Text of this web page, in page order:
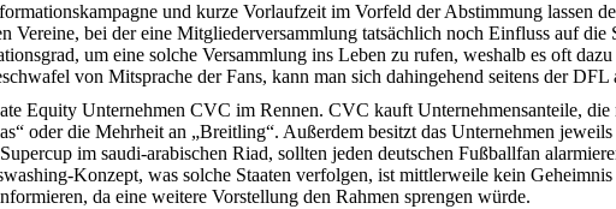
und kurze Vorlaufzeit im Vorfeld der Abstimmung lassen
Vereine, bei der eine Mitgliederversammlung tatsächlich noch Einfluss auf die
um eine solche Versammlung ins Leben zu rufen, weshalb es oft
von Mitsprache der Fans, kann man sich dahingehend seitens der DFL
Equity Unternehmen CVC im Rennen. CVC kauft Unternehmensanteile, die
oder die Mehrheit an „Breitling“. Außerdem besitzt das Unternehmen
im saudi-arabischen Riad, sollten jeden deutschen Fußballfan
Konzept, was solche Staaten verfolgen, ist mittlerweile kein
da eine weitere Vorstellung den Rahmen sprengen würde.